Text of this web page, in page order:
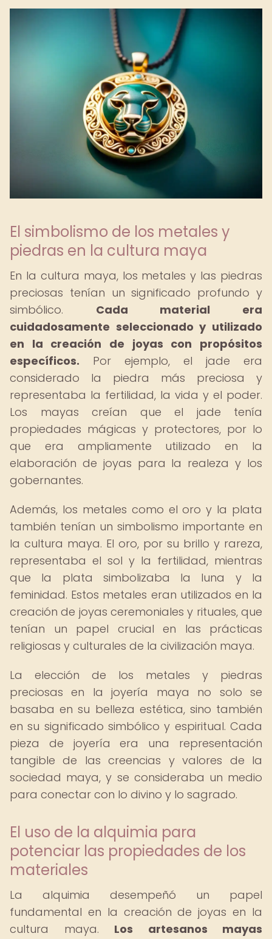
El simbolismo de los metales y
piedras en la cultura maya
En la cultura maya, los metales y las piedras
preciosas tenían un significado profundo y
simbólico. Cada material era
cuidadosamente seleccionado y utilizado
en la creación de joyas con propósitos
específicos. Por ejemplo, el jade era
considerado la piedra más preciosa y
representaba la fertilidad, la vida y el poder.
Los mayas creían que el jade tenía
propiedades mágicas y protectores, por lo
que era ampliamente utilizado en la
elaboración de joyas para la realeza y los
gobernantes.
Además, los metales como el oro y la plata
también tenían un simbolismo importante en
la cultura maya. El oro, por su brillo y rareza,
representaba el sol y la fertilidad, mientras
que la plata simbolizaba la luna y la
feminidad. Estos metales eran utilizados en la
creación de joyas ceremoniales y rituales, que
tenían un papel crucial en las prácticas
religiosas y culturales de la civilización maya.
La elección de los metales y piedras
preciosas en la joyería maya no solo se
basaba en su belleza estética, sino también
en su significado simbólico y espiritual. Cada
pieza de joyería era una representación
tangible de las creencias y valores de la
sociedad maya, y se consideraba un medio
para conectar con lo divino y lo sagrado.
El uso de la alquimia para
potenciar las propiedades de los
materiales
La alquimia desempeñó un papel
fundamental en la creación de joyas en la
cultura maya. Los artesanos mayas